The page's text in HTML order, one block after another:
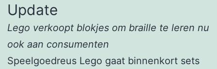
Update
Lego verkoopt blokjes om braille te leren nu
ook aan consumenten
Speelgoedreus Lego gaat binnenkort sets